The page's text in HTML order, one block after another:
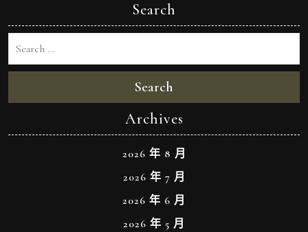
Search
Search
Archives
2026 年 8 月
2026 年 7 月
2026 年 6 月
2026 年 5 月